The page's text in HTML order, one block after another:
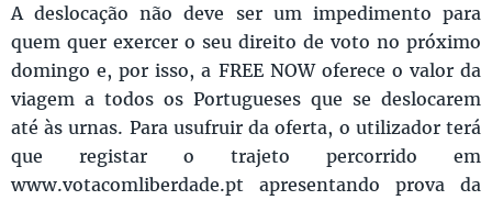
A deslocação não deve ser um impedimento para
quem quer exercer o seu direito de voto no próximo
domingo e, por isso, a FREE NOW oferece o valor da
viagem a todos os Portugueses que se deslocarem
até às urnas. Para usufruir da oferta, o utilizador terá
que registar o trajeto percorrido em
www.votacomliberdade.pt apresentando prova da